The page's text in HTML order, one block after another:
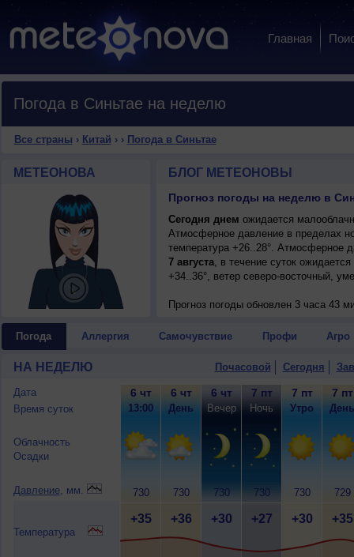
Главная
Погода в Синьтае на неделю
Все страны › Китай › › Погода в Синьтае
МЕТЕОНОВА БЛОГ МЕТЕОНОВЫ
Прогноз погоды на неделю в
Сегодня днем ожидается
Атмосферное давление в пределах
температура +26..28°. Атмосферное
7 августа, в течение суток
+34..36°, ветер северо-восточный,
Прогноз погоды обновлен 3 часа 43
Погода Аллергия Самочувствие Профи Агро
НА НЕДЕЛЮ Почасовой Сегодня
Дата
Время суток
Облачность
Осадки
Давление, мм.
Температура
6 чт
13:00
730
+35
6 чт
День
730
+36
6 чт
Вечер
730
+30
7 пт
Ночь
730
+27
7 пт
Утро
730
+30
7 пт
День
729
+35